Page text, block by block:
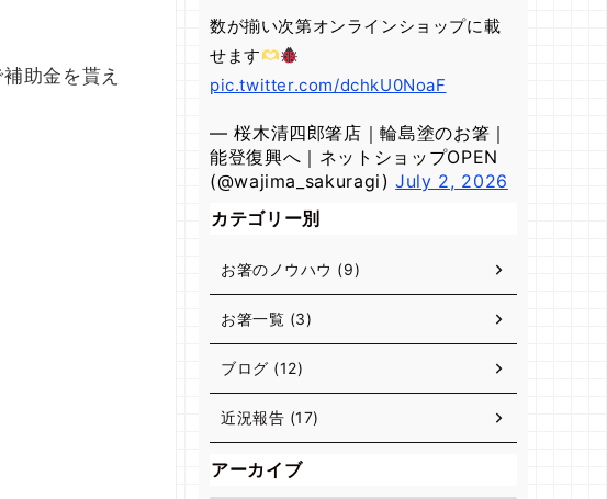
助金を貰え
数が揃い次第オンラインショップに載
せます
pic.twitter.com/dchkU0NoaF
— 桜木清四郎箸店｜輪島塗のお箸｜
能登復興へ｜ネットショップOPEN
(@wajima_sakuragi)July 2, 2026
カテゴリー別
お箸のノウハウ (9)
お箸一覧 (3)
ブログ (12)
近況報告 (17)
アーカイブ